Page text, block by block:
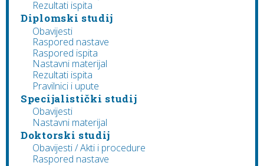
Rezultati ispita
Diplomski studij
Obavijesti
Raspored nastave
Raspored ispita
Nastavni materijal
Rezultati ispita
Pravilnici i upute
Specijalistički studij
Obavijesti
Nastavni materijal
Doktorski studij
Obavijesti / Akti i procedure
Raspored nastave